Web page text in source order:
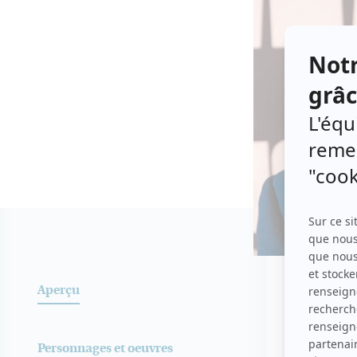
Aperçu
Personnages et oeuvres
OEUVRES